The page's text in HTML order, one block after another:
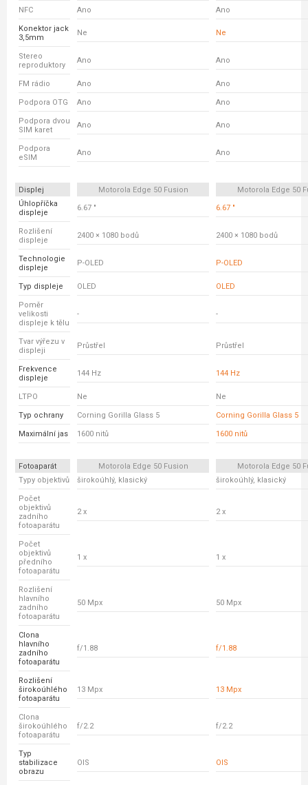
NFC Ano Ano
Konektor jack
3,5mm
Ne Ne
Stereo
reproduktory
Ano Ano
FM rádio Ano Ano
Podpora OTG Ano Ano
Podpora dvou
SIM karet
Ano Ano
Podpora
eSIM
Ano Ano
Displej Motorola Edge 50 Fusion
Motorola Edge 50
Úhlopříčka
displeje
6.67 " 6.67 "
Rozlišení
displeje
2400 × 1080 bodů 2400 × 1080 bodů
Technologie
displeje
P-OLED P-OLED
Typ displeje OLED OLED
Poměr
velikosti
displeje k tělu
- -
Tvar výřezu v
displeji
Průstřel Průstřel
Frekvence
displeje
144 Hz 144 Hz
LTPO Ne Ne
Typ ochrany Corning Gorilla Glass 5 Corning Gorilla Glass 5
Maximální jas 1600 nitů 1600 nitů
Fotoaparát Motorola Edge 50 Fusion
Motorola Edge 50
Typy objektivů
širokoúhlý, klasický širokoúhlý, klasický
Počet
objektivů
zadního
fotoaparátu
2 x 2 x
Počet
objektivů
předního
fotoaparátu
1 x 1 x
Rozlišení
hlavního
zadního
fotoaparátu
50 Mpx 50 Mpx
Clona
hlavního
zadního
fotoaparátu
f/1.88 f/1.88
Rozlišení
širokoúhlého
fotoaparátu
13 Mpx 13 Mpx
Clona
širokoúhlého
fotoaparátu
f/2.2 f/2.2
Typ
stabilizace
obrazu
OIS OIS